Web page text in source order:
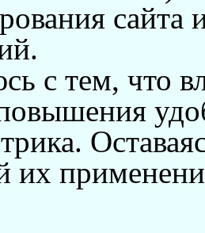
сайта
с тем, что
их